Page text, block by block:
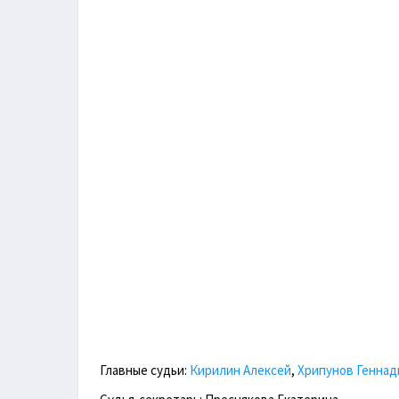
Главные судьи: Кирилин Алексей, Хрипунов